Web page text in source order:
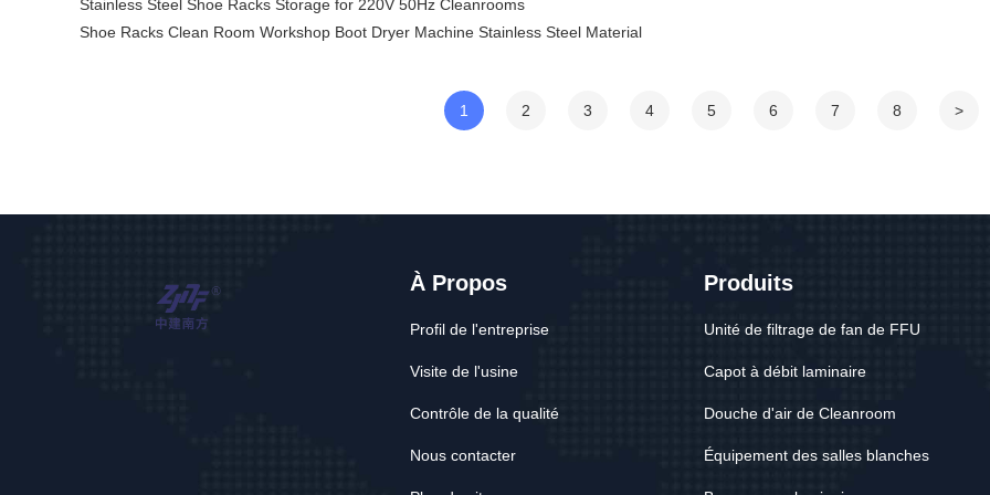
Stainless Steel Shoe Racks Storage for 220V 50Hz Cleanrooms
Shoe Racks Clean Room Workshop Boot Dryer Machine Stainless Steel Material
1 2 3 4 5 6 7 8 >
À Propos
Profil de l'entreprise
Visite de l'usine
Contrôle de la qualité
Nous contacter
Produits
Unité de filtrage de fan de FFU
Capot à débit laminaire
Douche d'air de Cleanroom
Équipement des salles blanches